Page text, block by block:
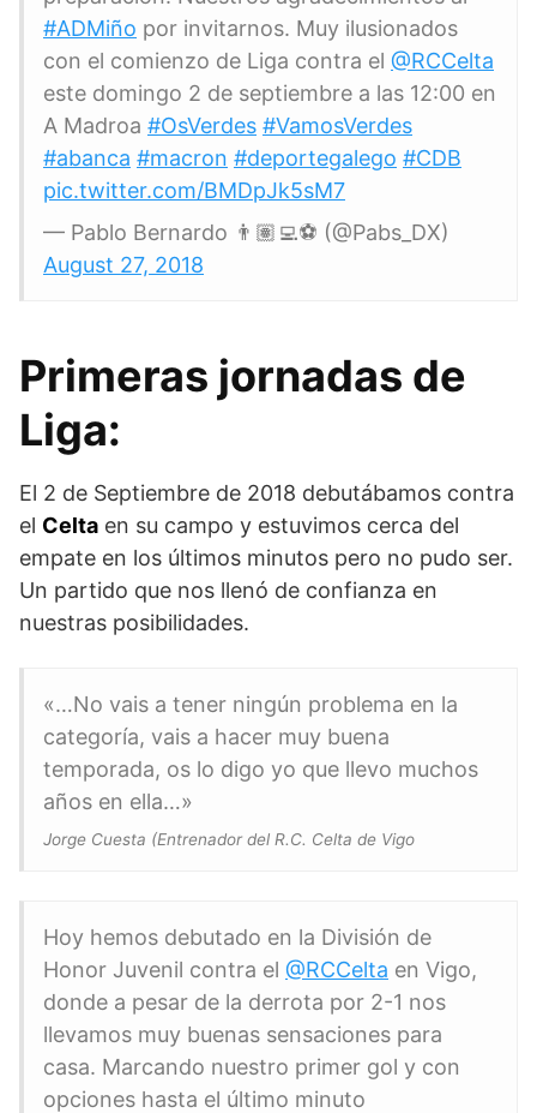
#ADMiño por invitarnos. Muy ilusionados
con el comienzo de Liga contra el @RCCelta
este domingo 2 de septiembre a las 12:00 en
A Madroa #OsVerdes #VamosVerdes
#abanca #macron #deportegalego #CDB
pic.twitter.com/BMDpJk5sM7
— Pablo Bernardo 👨🏽‍💻⚽️ (@Pabs_DX)
August 27, 2018
Primeras jornadas de
Liga:
El 2 de Septiembre de 2018 debutábamos contra
el Celta en su campo y estuvimos cerca del
empate en los últimos minutos pero no pudo ser.
Un partido que nos llenó de confianza en
nuestras posibilidades.
«…No vais a tener ningún problema en la
categoría, vais a hacer muy buena
temporada, os lo digo yo que llevo muchos
años en ella…»
Jorge Cuesta (Entrenador del R.C. Celta de Vigo
Hoy hemos debutado en la División de
Honor Juvenil contra el @RCCelta en Vigo,
donde a pesar de la derrota por 2-1 nos
llevamos muy buenas sensaciones para
casa. Marcando nuestro primer gol y con
opciones hasta el último minuto